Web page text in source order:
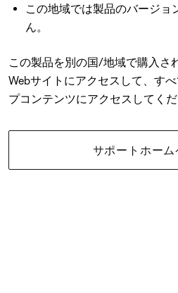
この地域では製品のバージョ
ん。
この製品を別の国/地域で購入さ
Webサイトにアクセスして、す
プコンテンツにアクセスしてくだ
サポートホー